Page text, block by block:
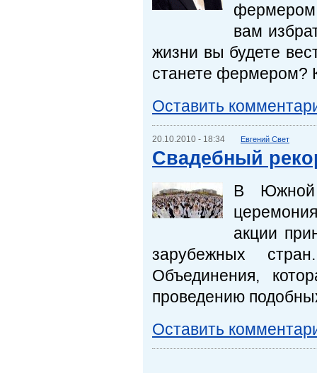
фермером
вам
жизни вы будете
станете фермером?
Оставить
20.10.2010 - 18:34 Евгений Свет
Cвадебный
В Южной
акции
зарубежных
Объединения,
проведению
Оставить